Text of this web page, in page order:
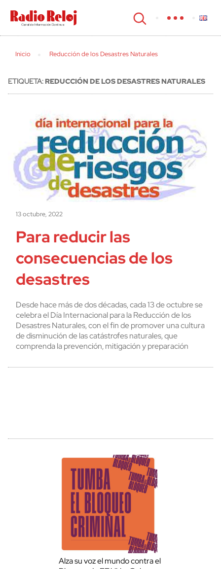
cerrar
Inicio Reducción de los Desastres Naturales
ETIQUETA:REDUCCIÓN DE LOS DESASTRES NATURALES
13 octubre, 2022
Para reducir las
consecuencias de los
desastres
Desde hace más de dos décadas, cada 13 de octubre se
celebra el Día Internacional para la Reducción de los
Desastres Naturales, con el fin de promover una cultura
de disminución de las catástrofes naturales, que
comprenda la prevención, mitigación y preparación
Alza su voz el mundo contra el